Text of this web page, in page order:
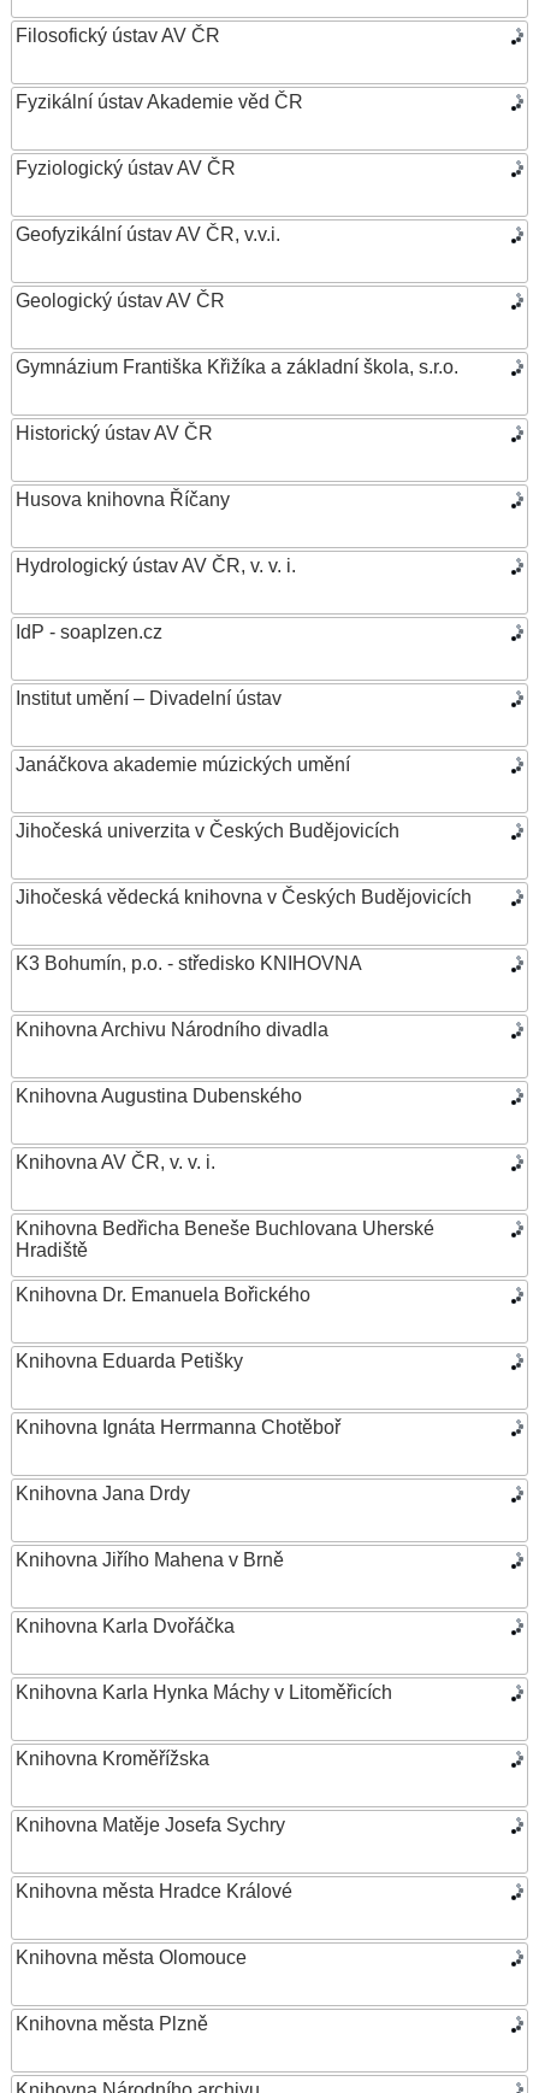
Filosofický ústav AV ČR
Fyzikální ústav Akademie věd ČR
Fyziologický ústav AV ČR
Geofyzikální ústav AV ČR, v.v.i.
Geologický ústav AV ČR
Gymnázium Františka Křižíka a základní škola, s.r.o.
Historický ústav AV ČR
Husova knihovna Říčany
Hydrologický ústav AV ČR, v. v. i.
IdP - soaplzen.cz
Institut umění – Divadelní ústav
Janáčkova akademie múzických umění
Jihočeská univerzita v Českých Budějovicích
Jihočeská vědecká knihovna v Českých Budějovicích
K3 Bohumín, p.o. - středisko KNIHOVNA
Knihovna Archivu Národního divadla
Knihovna Augustina Dubenského
Knihovna AV ČR, v. v. i.
Knihovna Bedřicha Beneše Buchlovana Uherské
Hradiště
Knihovna Dr. Emanuela Bořického
Knihovna Eduarda Petišky
Knihovna Ignáta Herrmanna Chotěboř
Knihovna Jana Drdy
Knihovna Jiřího Mahena v Brně
Knihovna Karla Dvořáčka
Knihovna Karla Hynka Máchy v Litoměřicích
Knihovna Kroměřížska
Knihovna Matěje Josefa Sychry
Knihovna města Hradce Králové
Knihovna města Olomouce
Knihovna města Plzně